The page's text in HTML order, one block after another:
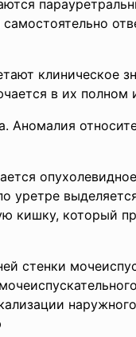
клиническое
в их полном
Аномалия
уретре
кишку, который
стен­ки